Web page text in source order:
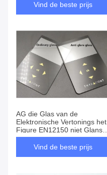
Vind de beste prijs
AG die Glas van de
Elektronische Vertonings het
Figure EN12150 niet Glans
met een laag bedekken
Vind de beste prijs